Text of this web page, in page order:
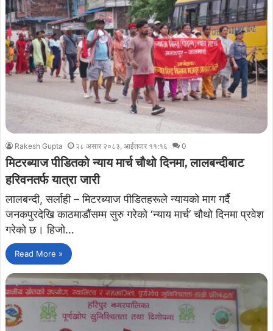
Rakesh Gupta २८ असार २०८३, आईतवार ११:१६ 0
मिटरब्याज पीडितको न्याय मार्च चौथो दिनमा, लालबन्दीबाट
हरिवनतर्फ यात्रा जारी
लालबन्दी, सर्लाही – मिटरब्याज पीडितहरूले न्यायको माग गर्दै
जनकपुरदेखि काठमाडौंसम्म सुरु गरेको ‘न्याय मार्च’ चौथो दिनमा प्रवेश
गरेको छ। हिजो…
Read More »